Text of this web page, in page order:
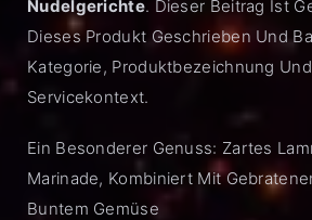
Nudelgerichte. Dieser Beitrag Ist
Dieses Produkt Geschrieben Und
Kategorie, Produktbezeichnung
Servicekontext.
Ein Besonderer Genuss: Zartes
Marinade, Kombiniert Mit
Buntem Gemüse